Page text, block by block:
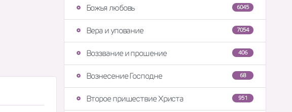
6045
Божья любовь
7054
Вера и упование
406
Воззвание и прошение
68
Вознесение Господне
951
Второе пришествие Христа